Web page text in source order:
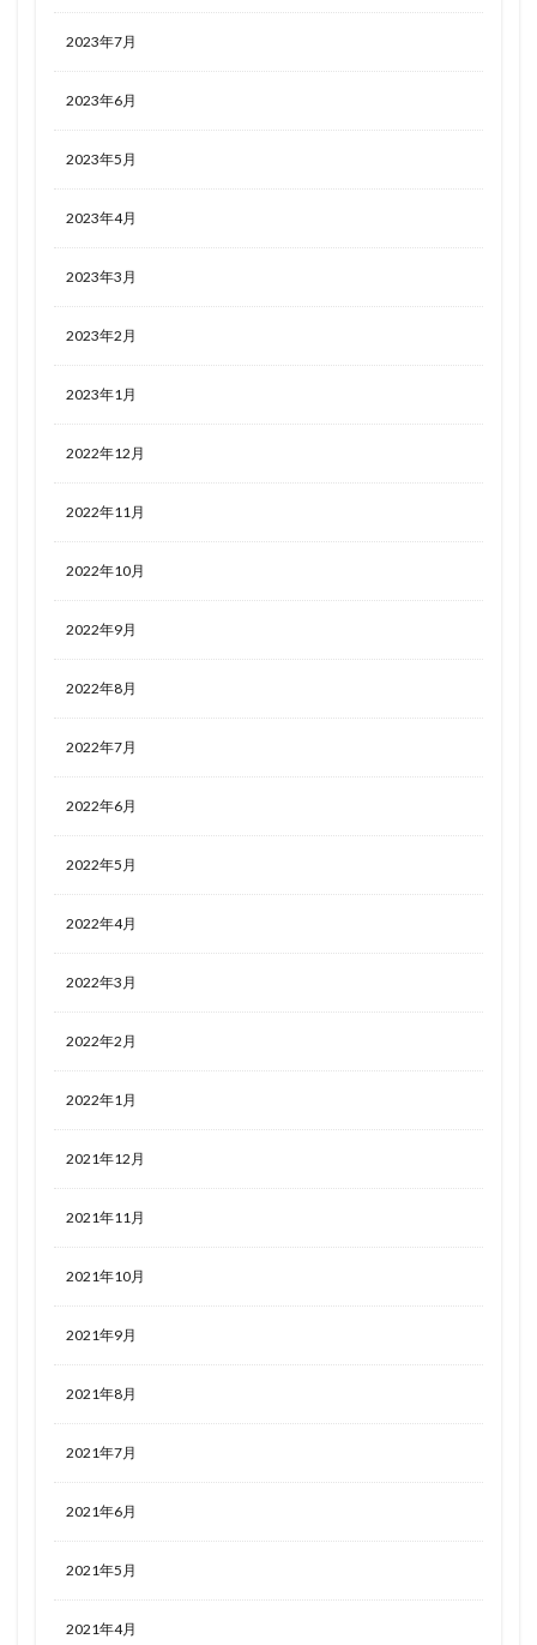
2023年7月
2023年6月
2023年5月
2023年4月
2023年3月
2023年2月
2023年1月
2022年12月
2022年11月
2022年10月
2022年9月
2022年8月
2022年7月
2022年6月
2022年5月
2022年4月
2022年3月
2022年2月
2022年1月
2021年12月
2021年11月
2021年10月
2021年9月
2021年8月
2021年7月
2021年6月
2021年5月
2021年4月